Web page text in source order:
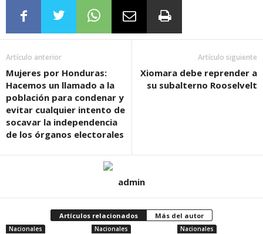
Artículo anterior
Mujeres por Honduras:
Hacemos un llamado a la
población para condenar y
evitar cualquier intento de
socavar la independencia
de los órganos electorales
Artículo siguiente
Xiomara debe reprender a
su subalterno Rooselvelt
admin
Artículos relacionados Más del autor
Nacionales Nacionales Nacionales